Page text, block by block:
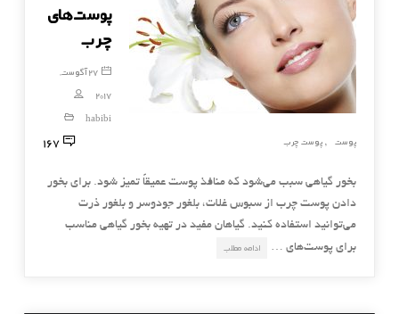
پوست‌های
چرب
27 آگوست,
2017
habibi
پوست
, پوست چرب 167
بخور گیاهی سبب می‌شود که منافذ پوست عمیقاً تمیز شود. برای بخور
دادن پوست چرب از سبوس غلات، بلغور جودوسر و بلغور ذرت
می‌توانید استفاده کنید. گیاهان مفید در تهیه بخور گیاهی مناسب
برای پوست‌های …
ادامه مطلب